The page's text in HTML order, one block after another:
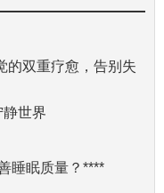
的双重疗愈，告别失
世界
睡眠质量？****